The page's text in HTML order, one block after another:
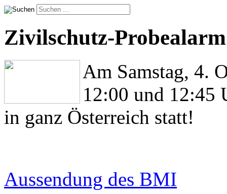
Zivilschutz-Probealarm
Am Samstag, 4.
12:00 und 12:45
in ganz Österreich statt!
Aussendung des BMI